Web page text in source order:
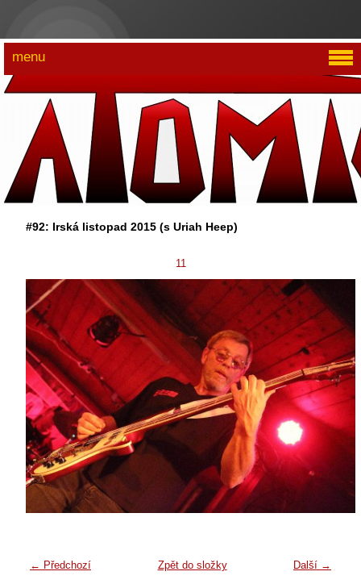
#92: Irská listopad 2015 (s Uriah Heep)
11
← Předchozí Další →
Zpět do složky
menu